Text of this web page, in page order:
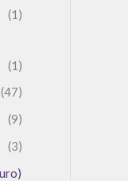
(1)
(1)
(47)
(9)
(3)